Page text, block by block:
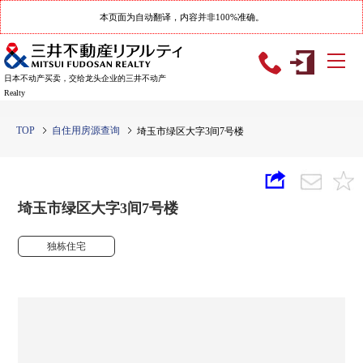
本页面为自动翻译，内容并非100%准确。
日本不动产买卖，交给龙头企业的三井不动产
Realty
TOP 自住用房源查询 埼玉市绿区大字3间7号楼
埼玉市绿区大字3间7号楼
独栋住宅